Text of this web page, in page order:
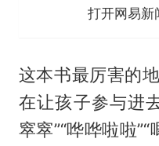
打开网易新
这本书最厉害的
在让孩子参与进
窣窣”“哗哗啦啦